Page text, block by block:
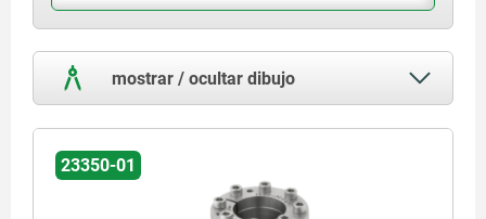
mostrar / ocultar dibujo
23350-01